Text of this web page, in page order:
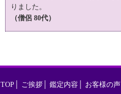
りました。
（僧侶 80代）
TOP│ ご挨拶│ 鑑定内容 お客様の声